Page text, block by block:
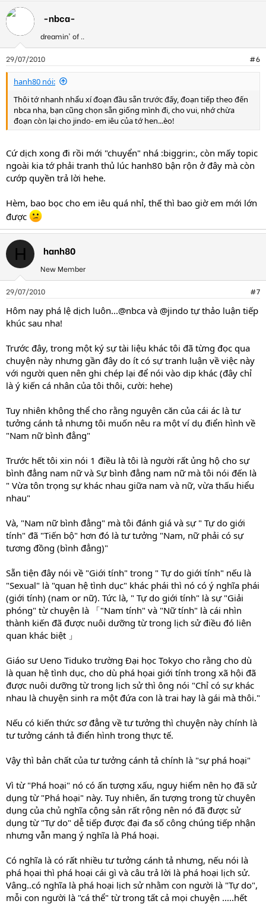
-nbca-
dreamin' of ..
29/07/2010 #6
hanh80 nói:
Thôi tớ nhanh nhẩu xí đoạn đầu sẵn trước đấy, đoạn tiếp theo đến
nbca nha, bạn cũng chọn sẵn giống mình đi, cho vui, nhớ chừa
đoạn còn lại cho jindo- em iêu của tớ hen...èo!
Cứ dịch xong đi rồi mới "chuyển" nhá :biggrin:, còn mấy topic
ngoài kia tớ phải tranh thủ lúc hanh80 bận rộn ở đây mà còn
cướp quyền trả lời hehe.
Hèm, bao bọc cho em iêu quá nhỉ, thế thì bao giờ em mới lớn
được
H hanh80
New Member
29/07/2010 #7
Hôm nay phá lệ dịch luôn...@nbca và @jindo tự thảo luận tiếp
khúc sau nha!
Trước đây, trong một ký sự tài liệu khác tôi đã từng đọc qua
chuyện này nhưng gần đây do ít có sự tranh luận về việc này
với người quen nên ghi chép lại để nói vào dịp khác (đây chỉ
là ý kiến cá nhân của tôi thôi, cười: hehe)
Tuy nhiên không thể cho rằng nguyên căn của cái ác là tư
tưởng cánh tả nhưng tôi muốn nêu ra một ví dụ điển hình về
"Nam nữ bình đẳng"
Trước hết tôi xin nói 1 điều là tôi là người rất ủng hộ cho sự
bình đẳng nam nữ và Sự bình đẳng nam nữ mà tôi nói đến là
" Vừa tôn trọng sự khác nhau giữa nam và nữ, vừa thấu hiểu
nhau"
Và, "Nam nữ bình đẳng" mà tôi đánh giá và sự " Tự do giới
tính" đã "Tiến bộ" hơn đó là tư tưởng "Nam, nữ phải có sự
tương đồng (bình đẳng)"
Sẵn tiện đây nói về "Giới tính" trong " Tự do giới tính" nếu là
"Sexual" là "quan hệ tình dục" khác phái thì nó có ý nghĩa phái
(giới tính) (nam or nữ). Tức là, " Tự do giới tính" là sự "Giải
phóng" từ chuyện là 「"Nam tính" và "Nữ tính" là cái nhìn
thành kiến đã được nuôi dưỡng từ trong lịch sử điều đó liên
quan khác biệt 」
Giáo sư Ueno Tiduko trường Đại học Tokyo cho rằng cho dù
là quan hệ tình dục, cho dù phá họai giới tính trong xã hội đã
được nuôi dưỡng từ trong lịch sử thì ông nói "Chỉ có sự khác
nhau là chuyện sinh ra một đứa con là trai hay là gái mà thôi."
Nếu có kiến thức sơ đẳng về tư tưởng thì chuyện này chính là
tư tưởng cánh tả điển hình trong thực tế.
Vậy thì bản chất của tư tưởng cánh tả chính là "sự phá hoại"
Vì từ "Phá hoại" nó có ấn tượng xấu, nguy hiểm nên họ đã sử
dụng từ "Phá hoại" này. Tuy nhiên, ấn tượng trong từ chuyên
dụng của chủ nghĩa cộng sản rất rộng nên nó đã được sử
dụng từ "Tự do" dễ tiếp được đại đa số công chúng tiếp nhận
nhưng vẫn mang ý nghĩa là Phá hoại.
Có nghĩa là có rất nhiều tư tưởng cánh tả nhưng, nếu nói là
phá họai thì phá hoại cái gì và câu trả lời là phá hoại lịch sử.
Vâng..có nghĩa là phá hoại lịch sử nhằm con người là "Tự do",
mỗi con người là "cá thể" từ trong tất cả mọi chuyện .....hết